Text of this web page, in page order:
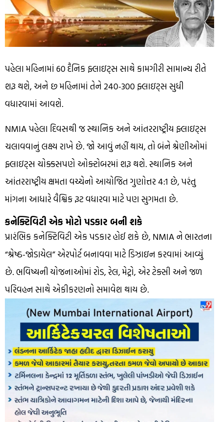
પહેલા મહિનામાં 60 દૈનિક ફ્લાઇટ્સ સાથે કામગીરી સામાન્ય રીતે
શરૂ થશે, અને છ મહિનામાં તેને 240-300 ફ્લાઇટ્સ સુધી
વધારવામાં આવશે.
NMIA પહેલા દિવસથી જ સ્થાનિક અને આંતરરાષ્ટ્રીય ફ્લાઇટ્સ
ચલાવવાનું લક્ષ્ય રાખે છે. જો આવું નહીં થાય, તો બંને શ્રેણીઓમાં
ફ્લાઇટ્સ ચોક્કસપણે ઓક્ટોબરમાં શરૂ થશે. સ્થાનિક અને
આંતરરાષ્ટ્રીય ક્ષમતા વચ્ચેનો આયોજિત ગુણોત્તર 4:1 છે, પરંતુ
માંગના આધારે વૈશ્વિક રૂટ વધારવા માટે પણ સુગમતા છે.
કનેક્ટિવિટી એક મોટો પડકાર બની શકે
પ્રારંભિક કનેક્ટિવિટી એક પડકાર હોઈ શકે છે, NMIA ને ભારતના
“શ્રેષ્ઠ-જોડાયેલ” એરપોર્ટ બનાવવા માટે ડિઝાઇન કરવામાં આવ્યું
છે. ભવિષ્યની યોજનાઓમાં રોડ, રેલ, મેટ્રો, એર ટેક્સી અને જળ
પરિવહન સાથે એકીકરણનો સમાવેશ થાય છે.